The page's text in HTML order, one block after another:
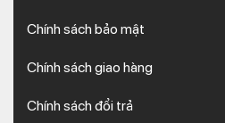
Chính sách bảo mật
Chính sách giao hàng
Chính sách đổi trả